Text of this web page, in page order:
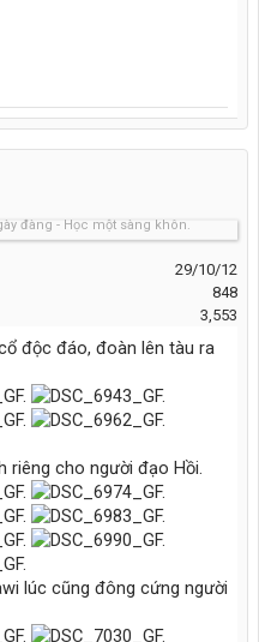
đàng - Học một sàng khôn.
29/10/12
848
3,553
độc đáo, đoàn lên tàu ra
riêng cho người đạo Hồi.
lúc cũng đông cứng người